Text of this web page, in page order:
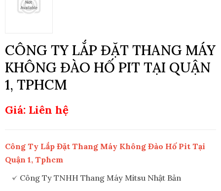
CÔNG TY LẮP ĐẶT THANG MÁY
KHÔNG ĐÀO HỐ PIT TẠI QUẬN
1, TPHCM
Giá: Liên hệ
Công Ty Lắp Đặt Thang Máy Không Đào Hố Pit Tại
Quận 1, Tphcm
Công Ty TNHH Thang Máy Mitsu Nhật Bản